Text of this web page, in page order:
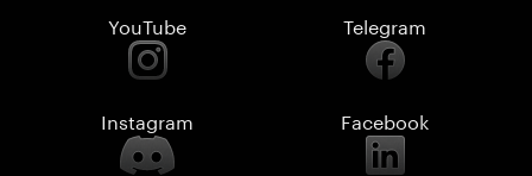
YouTube Telegram
Instagram Facebook